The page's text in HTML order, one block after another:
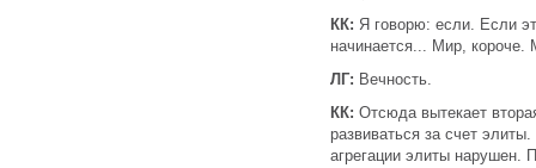
КК: Я говорю: если. Если
начинается... Мир, короче.
ЛГ: Вечность.
КК: Отсюда вытекает
развиваться за счет
агрегации элиты нарушен.